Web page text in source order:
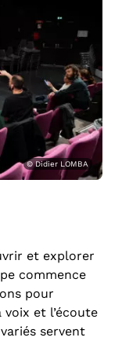
© Didier LOMBA
et explorer
commence
pour
et l’écoute
servent